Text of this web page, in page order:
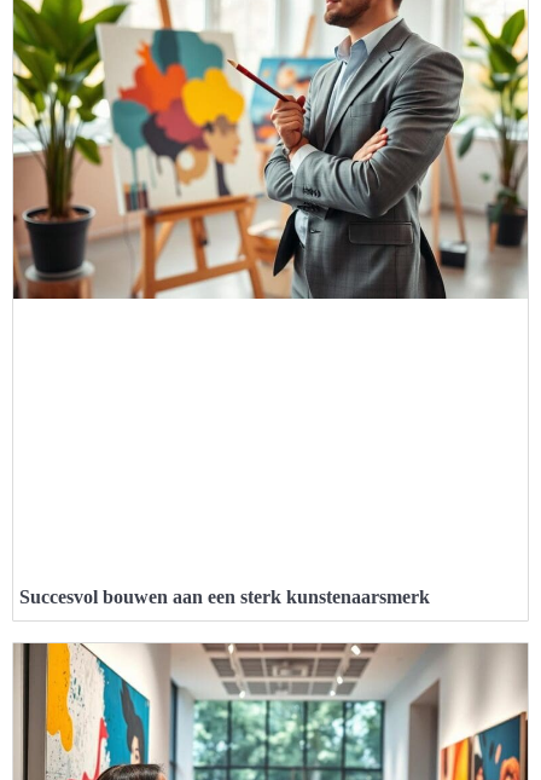
Succesvol bouwen aan een sterk kunstenaarsmerk